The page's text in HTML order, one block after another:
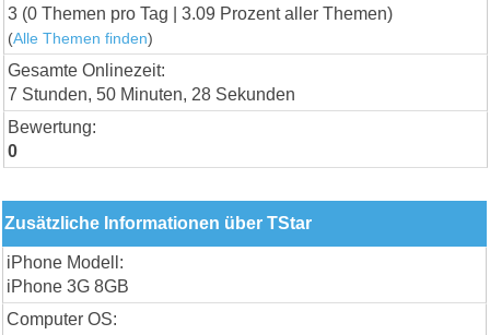
3 (0 Themen pro Tag | 3.09 Prozent aller Themen)
(Alle Themen finden)
Gesamte Onlinezeit:
7 Stunden, 50 Minuten, 28 Sekunden
Bewertung:
0
Zusätzliche Informationen über TStar
iPhone Modell:
iPhone 3G 8GB
Computer OS: